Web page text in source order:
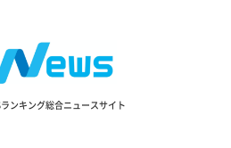
ンキング総合ニュースサイト